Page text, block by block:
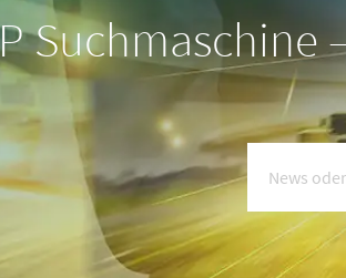
Suchmaschine